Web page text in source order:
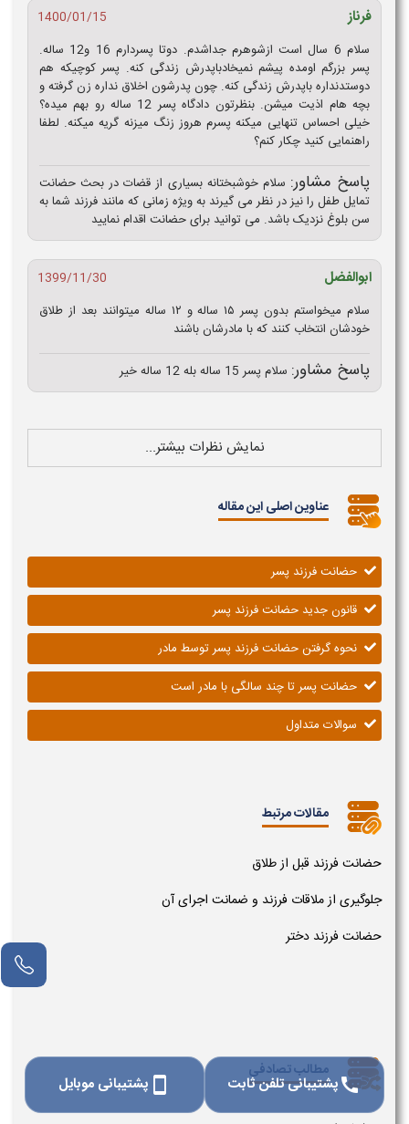
فرناز
1400/01/15
سلام 6 سال است ازشوهرم جداشدم. دوتا پسردارم 16 و12 ساله.
پسر بزرگم اومده پیشم نمیخادباپدرش زندگی کنه. پسر کوچیکه هم
دوستدنداره باپدرش زندگی کنه. چون پدرشون اخلاق نداره زن گرفته و
بچه هام اذیت میشن. بنظرتون دادگاه پسر 12 ساله رو بهم میده؟
خیلی احساس تنهایی میکنه پسرم هروز زنگ میزنه گریه میکنه. لطفا
راهنمایی کنید چکار کنم؟
پاسخ مشاور: سلام خوشبختانه بسیاری از قضات در بحث حضانت
تمایل طفل را نیز در نظر می گیرند به ویژه زمانی که مانند فرزند شما به
سن بلوغ نزدیک باشد. می توانید برای حضانت اقدام نمایید
ابوالفضل
1399/11/30
سلام میخواستم بدون پسر ۱۵ ساله و ۱۲ ساله میتوانند بعد از طلاق
خودشان انتخاب کنند که با مادرشان باشند
پاسخ مشاور: سلام پسر 15 ساله بله 12 ساله خیر
نمایش نظرات بیشتر...
عناوین اصلی این مقاله
حضانت فرزند پسر
قانون جدید حضانت فرزند پسر
نحوه گرفتن حضانت فرزند پسر توسط مادر
حضانت پسر تا چند سالگی با مادر است
سوالات متداول
مقالات مرتبط
حضانت فرزند قبل از طلاق
جلوگیری از ملاقات فرزند و ضمانت اجرای آن
حضانت فرزند دختر
مطالب تصادفی
callپشتیبانی تلفن ثابت smartphone پشتیبانی موبایل